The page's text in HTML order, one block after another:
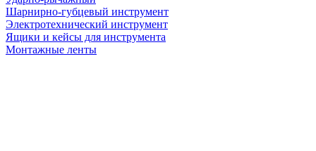
Шарнирно-губцевый инструмент
Электротехнический инструмент
Ящики и кейсы для инструмента
Монтажные ленты